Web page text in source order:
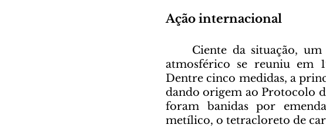
Ação internacional
atmosférico se reuniu em
Dentre cinco medidas, a
dando origem ao Protocolo
foram banidas por
metílico, o tetracloreto de